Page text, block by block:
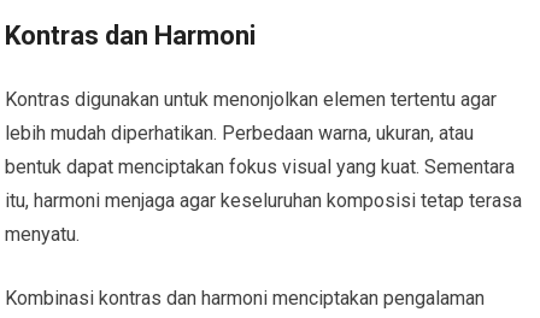
Kontras dan Harmoni
Kontras digunakan untuk menonjolkan elemen tertentu agar
lebih mudah diperhatikan. Perbedaan warna, ukuran, atau
bentuk dapat menciptakan fokus visual yang kuat. Sementara
itu, harmoni menjaga agar keseluruhan komposisi tetap terasa
menyatu.
Kombinasi kontras dan harmoni menciptakan pengalaman